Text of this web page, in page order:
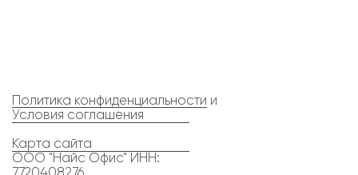
Политика конфиденциальности и
Условия соглашения
Карта сайта
ООО "Найс Офис" ИНН: